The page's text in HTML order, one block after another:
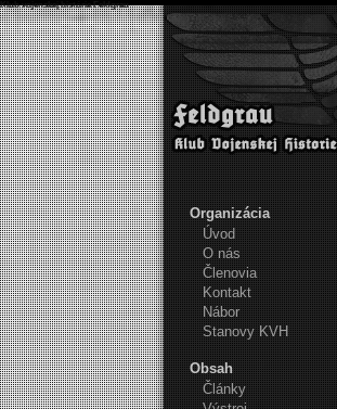
Klub vojenskej histórie Feldgrau
Organizácia
Úvod
O nás
Členovia
Kontakt
Nábor
Stanovy KVH
Obsah
Články